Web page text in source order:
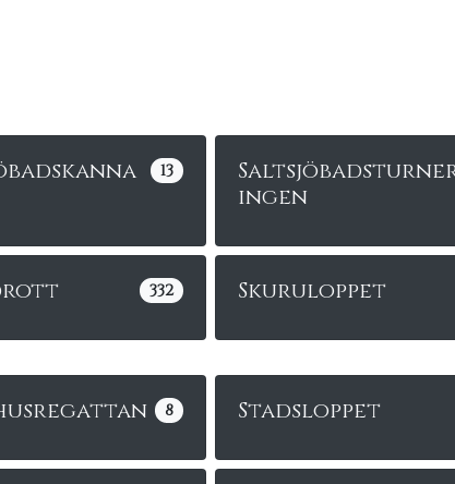
13
ingen
332 Skuruloppet
8 Stadsloppet